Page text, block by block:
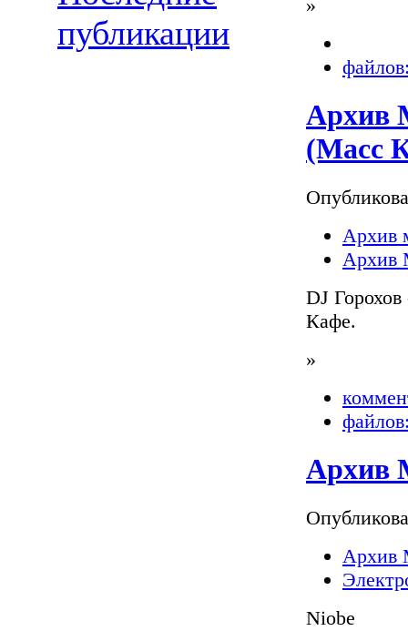
публикации
»
Архив
(Масс
Архив
Архив
DJ
Кафе.
»
Архив
Архив
Niobe